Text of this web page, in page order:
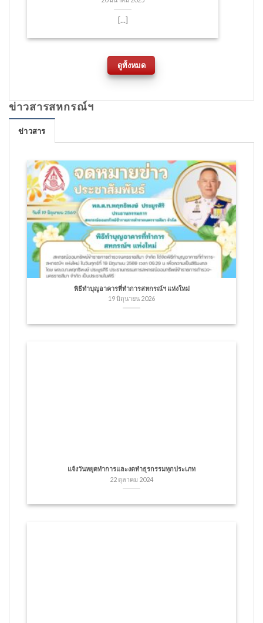
[...]
ดูทั้งหมด
ข่าวสารสหกรณ์ฯ
ข่าวสาร
พิธีทำบุญอาคารที่ทำการสหกรณ์ฯ แห่งใหม่
19 มิถุนายน 2026
แจ้งวันหยุดทำการและงดทำธุรกรรมทุกประเภท
22 ตุลาคม 2024